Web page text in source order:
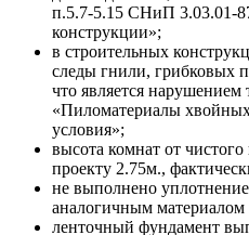
п.5.7-5.15 СНиП 3.03.01-
конструкции»;
в строительных
следы гнили, грибковых
что является
«Пиломатериалы
условия»;
высота комнат от
проекту 2.75м.,
не выполнено
аналогичным
ленточный фундамент